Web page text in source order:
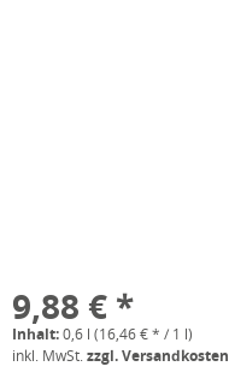
9,88 € *
Inhalt:0,6 l (16,46 € * / 1 l)
inkl. MwSt.zzgl. Versandkosten